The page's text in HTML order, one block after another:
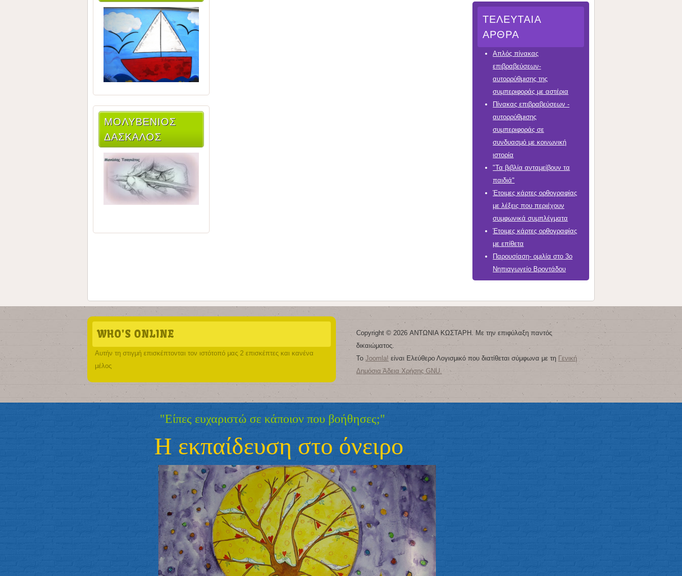
ΜΟΛΥΒΈΝΙΟΣ
ΔΆΣΚΑΛΟΣ
ΤΕΛΕΥΤΑΊΑ
ΆΡΘΡΑ
Απλός πίνακας
επιβραβεύσεων-
αυτορρύθμισης της
συμπεριφοράς με αστέρια
Πίνακας επιβραβεύσεων -
αυτορρύθμισης
συμπεριφοράς σε
συνδυασμό με κοινωνική
ιστορία
"Τα βιβλία ανταμείβουν τα
παιδιά"
Έτοιμες κάρτες ορθογραφίας
με λέξεις που περιέχουν
συμφωνικά συμπλέγματα
Έτοιμες κάρτες ορθογραφίας
με επίθετα
Παρουσίαση- ομιλία στο 3ο
Νηπιαγωγείο Βροντάδου
WHO'S ONLINE
Αυτήν τη στιγμή επισκέπτονται τον ιστότοπό μας 2 επισκέπτες και κανένα
μέλος
Copyright © 2026 ΑΝΤΩΝΙΑ ΚΩΣΤΑΡΗ. Με την επιφύλαξη παντός
δικαιώματος.
Το Joomla! είναι Ελεύθερο Λογισμικό που διατίθεται σύμφωνα με τη Γενική
Δημόσια Άδεια Χρήσης GNU.
"Είπες ευχαριστώ σε κάποιον που βοήθησες;"
Η εκπαίδευση στο όνειρο